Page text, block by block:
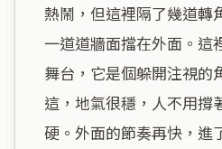
熱鬧，但這裡隔了幾道轉
一道道牆面擋在外面。這
舞台，它是個躲開注視的
這，地氣很穩，人不用撐
硬。外面的節奏再快，進